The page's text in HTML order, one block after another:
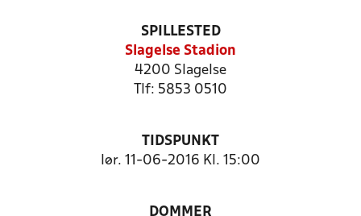
SPILLESTED
Slagelse Stadion
4200 Slagelse
Tlf: 5853 0510
TIDSPUNKT
lør. 11-06-2016 Kl. 15:00
DOMMER